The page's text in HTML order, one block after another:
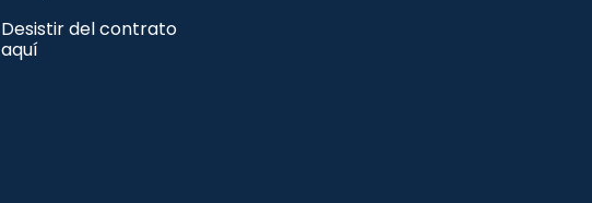
Desistir del contrato
aquí